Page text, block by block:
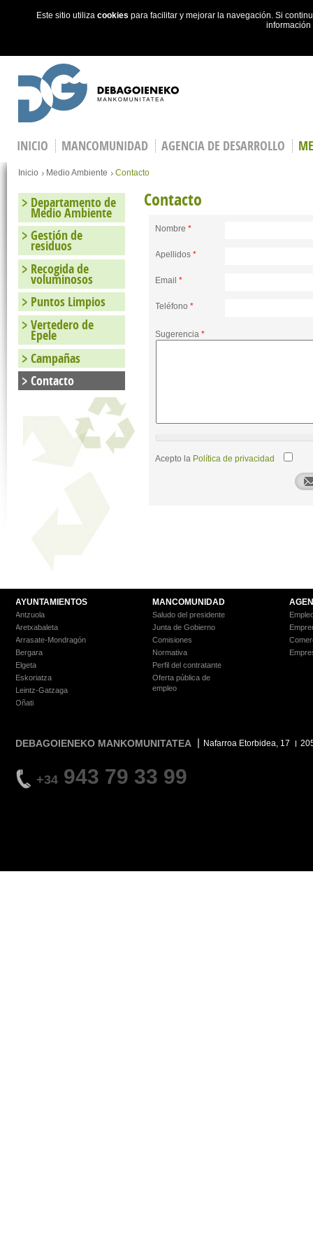
Este sitio utiliza cookies para facilitar y mejorar la navegación. Si
INICIO MANCOMUNIDAD AGENCIA DE DESARROLLO
You are here
Inicio Medio Ambiente Contacto
Contacto
Nombre*
Apellidos*
Email*
Teléfono*
Sugerencia*
Política de
Acepto la Política de privacidad
Departamento de
Medio Ambiente
Gestión de
residuos
Recogida de
voluminosos
Puntos Limpios
Vertedero de
Epele
Campañas
Contacto
AYUNTAMIENTOS
Antzuola
Aretxabaleta
Arrasate-Mondragón
Bergara
Elgeta
Eskoriatza
Leintz-Gatzaga
Oñati
MANCOMUNIDAD
Saludo del presidente
Junta de Gobierno
Comisiones
Normativa
Perfil del contratante
Oferta pública de
empleo
DEBAGOIENEKO MANKOMUNITATEA Nafarroa Etorbidea, 17
+34 943 79 33 99